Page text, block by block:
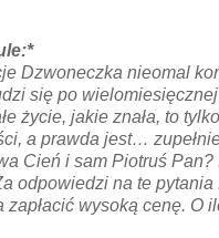
Dzwoneczka nieomal
się po
życie, jakie znała, to
a prawda jest…
Cień i sam Piotruś
odpowiedzi na te
zapłacić wysoką cenę. O